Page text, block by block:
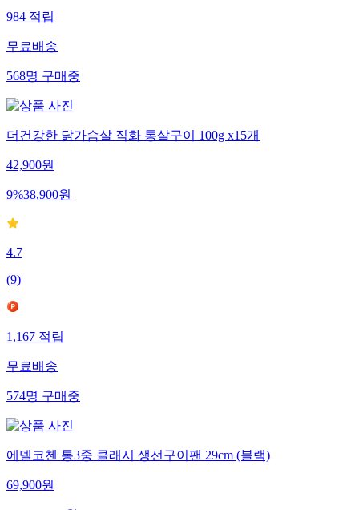
984적립
무료배송
568명구매중
더건강한 닭가슴살 직화 통살구이 100g x15개
42,900원
9%38,900원
4.7
(9)
1,167적립
무료배송
574명구매중
에델코첸 통3중 클래시 생선구이팬 29cm (블랙)
69,900원